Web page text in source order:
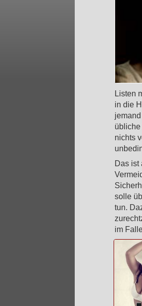
Listen
in die
nichts
Das ist
solle
tun.
im